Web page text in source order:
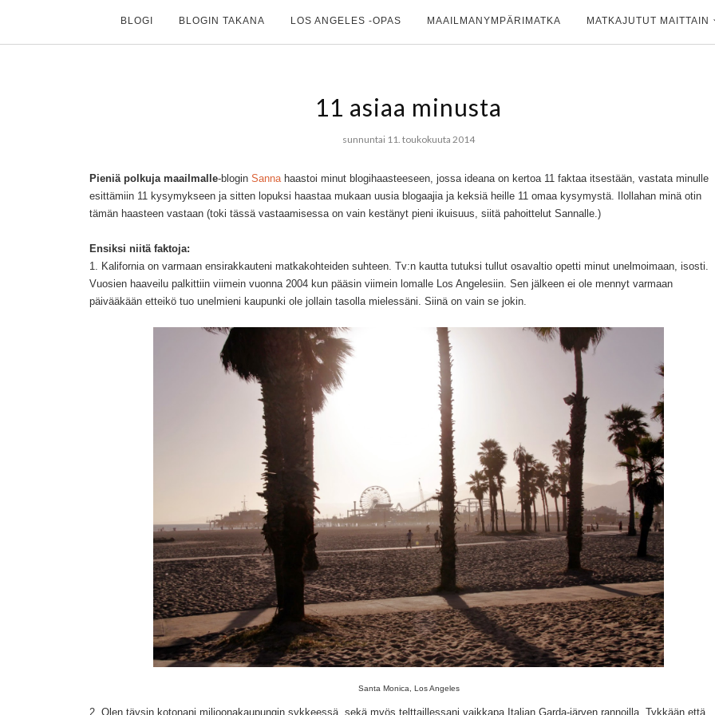
BLOGI BLOGIN TAKANA LOS ANGELES -OPAS MAAILMANYMPÄRIMATKA MATKAJUTUT MAITTAIN
11 asiaa minusta
sunnuntai 11. toukokuuta 2014
Pieniä polkuja maailmalle-blogin Sanna haastoi minut blogihaasteeseen, jossa ideana on kertoa 11 faktaa itsestään, vastata minulle
esittämiin 11 kysymykseen ja sitten lopuksi haastaa mukaan uusia blogaajia ja keksiä heille 11 omaa kysymystä. Ilollahan minä otin
tämän haasteen vastaan (toki tässä vastaamisessa on vain kestänyt pieni ikuisuus, siitä pahoittelut Sannalle.)
Ensiksi niitä faktoja:
1. Kalifornia on varmaan ensirakkauteni matkakohteiden suhteen. Tv:n kautta tutuksi tullut osavaltio opetti minut unelmoimaan, isosti.
Vuosien haaveilu palkittiin viimein vuonna 2004 kun pääsin viimein lomalle Los Angelesiin. Sen jälkeen ei ole mennyt varmaan
päivääkään etteikö tuo unelmieni kaupunki ole jollain tasolla mielessäni. Siinä on vain se jokin.
Santa Monica, Los Angeles
2. Olen täysin kotonani miljoonakaupungin sykkeessä, sekä myös telttaillessani vaikkapa Italian Garda-järven rannoilla. Tykkään että